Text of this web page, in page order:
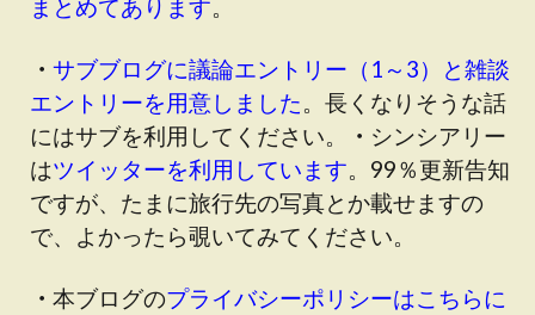
まとめてあります。
・ サブブログに議論エントリー（1～3）と雑談
エントリーを用意しました。長くなりそうな話
にはサブを利用してください。
・ シンシアリー
はツイッターを利用しています。99％更新告知
ですが、たまに旅行先の写真とか載せますの
で、よかったら覗いてみてください。
・ 本ブログのプライバシーポリシーはこちらに